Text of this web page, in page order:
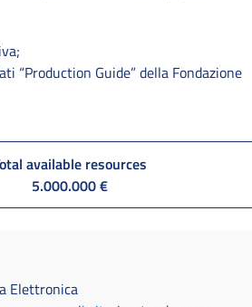
“Production Guide” della Fondazione
available resources
5.000.000 €
Elettronica